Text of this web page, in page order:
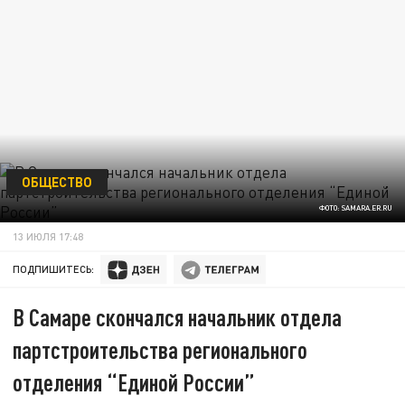
ФОТО: SAMARA.ER.RU
ОБЩЕСТВО
13 ИЮЛЯ 17:48
ПОДПИШИТЕСЬ:
В Самаре скончался начальник отдела
партстроительства регионального
отделения “Единой России”